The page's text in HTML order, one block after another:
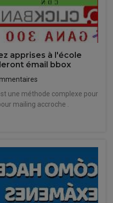
apprises à l'école
émail bbox
une méthode complexe pour
mailing accroche .